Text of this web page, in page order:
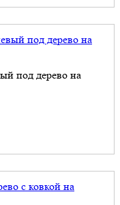
под дерево на